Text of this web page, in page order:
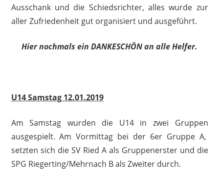
Ausschank und die Schiedsrichter, alles wurde zur
aller Zufriedenheit gut organisiert und ausgeführt.
Hier nochmals ein DANKESCHÖN an alle Helfer.
U14 Samstag 12.01.2019
Am Samstag wurden die U14 in zwei Gruppen
ausgespielt. Am Vormittag bei der 6er Gruppe A,
setzten sich die SV Ried A als Gruppenerster und die
SPG Riegerting/Mehrnach B als Zweiter durch.